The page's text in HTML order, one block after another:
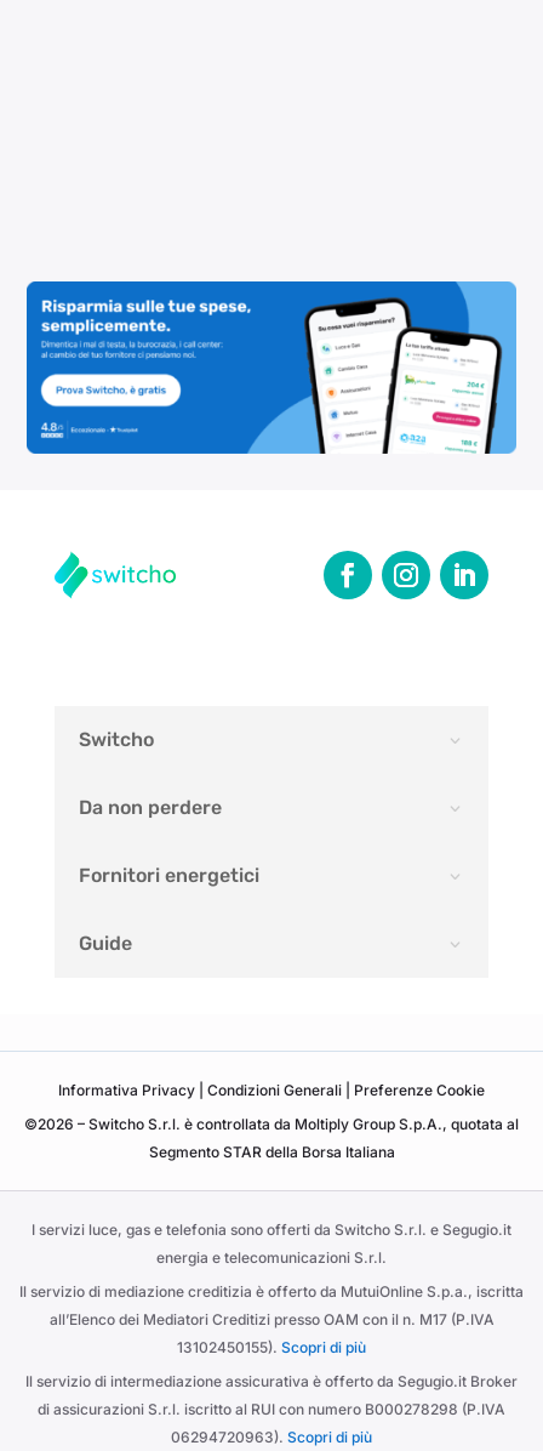
Switcho
Da non perdere
Fornitori energetici
Guide
Informativa Privacy Condizioni Generali
Preferenze Cookie
©2026 – Switcho S.r.l. è controllata da Moltiply Group S.p.A., quotata al
Segmento STAR della Borsa Italiana
I servizi luce, gas e telefonia sono offerti da Switcho S.r.l. e Segugio.it
energia e telecomunicazioni S.r.l.
Il servizio di mediazione creditizia è offerto da MutuiOnline S.p.a., iscritta
all’Elenco dei Mediatori Creditizi presso OAM con il n. M17 (P.IVA
13102450155). Scopri di più
Il servizio di intermediazione assicurativa è offerto da Segugio.it Broker
di assicurazioni S.r.l. iscritto al RUI con numero B000278298 (P.IVA
06294720963). Scopri di più